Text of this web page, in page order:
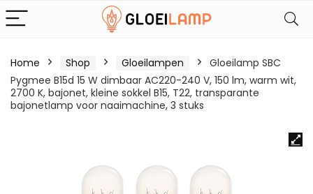
Home Shop Gloeilampen
Gloeilamp SBC
Pygmee B15d 15 W dimbaar AC220-240 V, 150 lm, warm wit,
2700 K, bajonet, kleine sokkel B15, T22, transparante
bajonetlamp voor naaimachine, 3 stuks